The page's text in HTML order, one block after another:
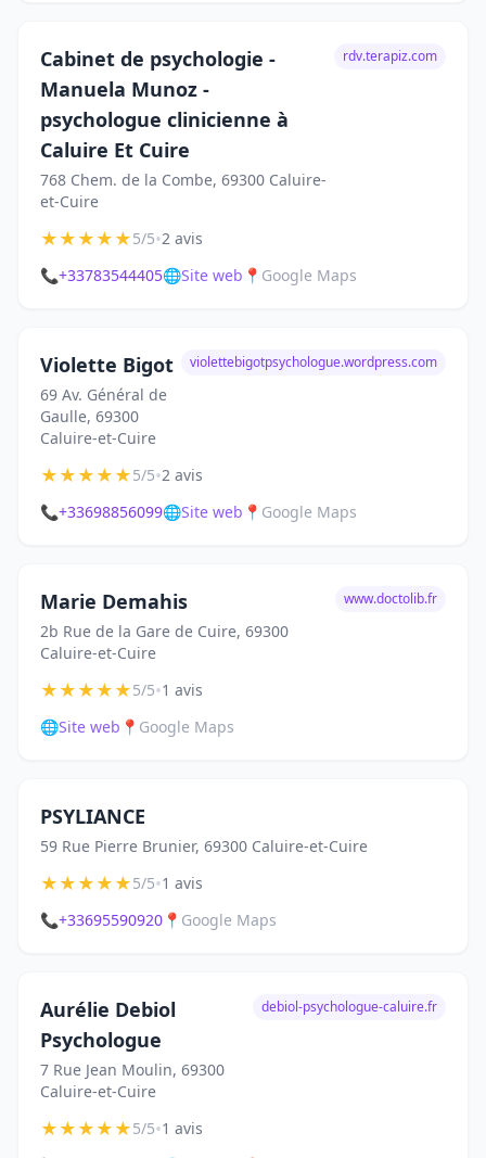
Cabinet de psychologie -
Manuela Munoz -
psychologue clinicienne à
Caluire Et Cuire
768 Chem. de la Combe, 69300 Caluire-
et-Cuire
rdv.terapiz.com
★★★★★5/5•2 avis
📞+33783544405🌐Site web 📍 Google Maps
Violette Bigot
69 Av. Général de
Gaulle, 69300
Caluire-et-Cuire
violettebigotpsychologue.wordpress.com
★★★★★5/5•2 avis
📞+33698856099🌐Site web 📍 Google Maps
Marie Demahis
2b Rue de la Gare de Cuire, 69300
Caluire-et-Cuire
www.doctolib.fr
★★★★★5/5•1 avis
🌐Site web 📍 Google Maps
PSYLIANCE
59 Rue Pierre Brunier, 69300 Caluire-et-Cuire
★★★★★5/5•1 avis
📞+33695590920 📍 Google Maps
Aurélie Debiol
Psychologue
7 Rue Jean Moulin, 69300
Caluire-et-Cuire
debiol-psychologue-caluire.fr
★★★★★5/5•1 avis